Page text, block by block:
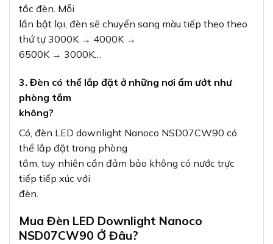
tắc đèn. Mỗi
lần bật lại, đèn sẽ chuyển sang màu tiếp theo theo
thứ tự 3000K → 4000K →
6500K → 3000K…
3. Đèn có thể lắp đặt ở những nơi ẩm ướt như
phòng tắm
không?
Có, đèn LED downlight Nanoco NSD07CW90 có
thể lắp đặt trong phòng
tắm, tuy nhiên cần đảm bảo không có nước trực
tiếp tiếp xúc với
đèn.
Mua Đèn LED Downlight Nanoco
NSD07CW90 Ở Đâu?